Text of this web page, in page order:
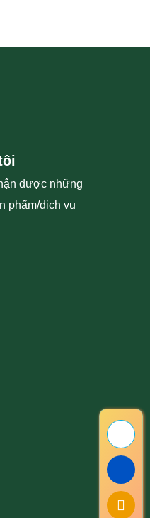
được những
phẩm/dịch vụ